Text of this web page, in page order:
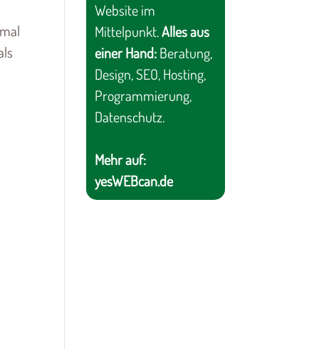
Website im
Mittelpunkt.Alles aus
einer Hand:Beratung,
Design, SEO, Hosting,
Programmierung,
Datenschutz.
Mehr auf:
yesWEBcan.de